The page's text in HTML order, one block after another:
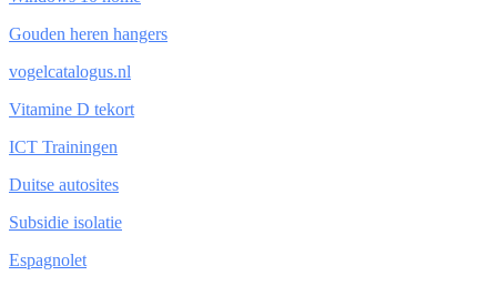
Gouden heren hangers
vogelcatalogus.nl
Vitamine D tekort
ICT Trainingen
Duitse autosites
Subsidie isolatie
Espagnolet